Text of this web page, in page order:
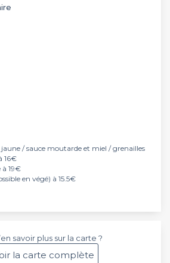
jaune / sauce moutarde et miel / grenailles
16€
à 19€
en végé) à 15.5€
savoir plus sur la carte ?
la carte complète